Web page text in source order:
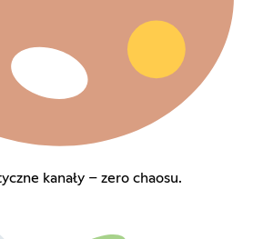
kanały – zero chaosu.